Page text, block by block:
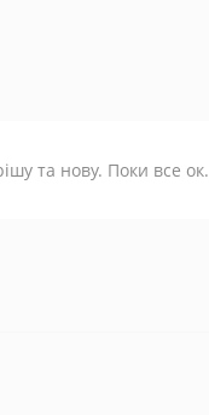
та нову. Поки все ок.